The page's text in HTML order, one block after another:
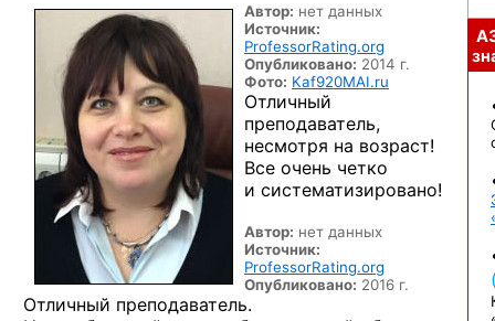
Автор: нет данных
Источник:
ProfessorRating.org
Опубликовано: 2014 г.
Фото: Kaf920MAI.ru
Отличный
преподаватель,
несмотря на возраст!
Все очень четко
и систематизировано!
Автор: нет данных
Источник:
ProfessorRating.org
Опубликовано: 2016 г.
Отличный преподаватель.